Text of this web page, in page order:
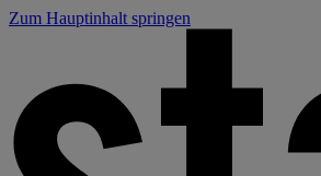
Zum Hauptinhalt springen